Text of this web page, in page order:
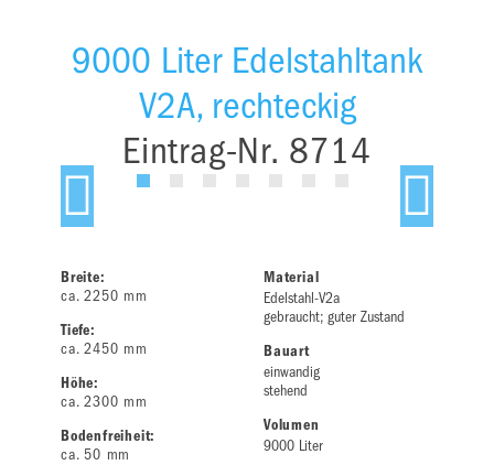
9000 Liter Edelstahltank
V2A, rechteckig
Eintrag-Nr. 8714
Breite:
ca. 2250 mm
Tiefe:
ca. 2450 mm
Höhe:
ca. 2300 mm
Bodenfreiheit:
ca. 50 mm
Material
Edelstahl-V2a
gebraucht; guter Zustand
Bauart
einwandig
stehend
Volumen
9000 Liter